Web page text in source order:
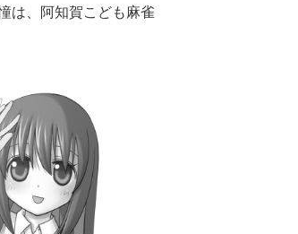
は、阿知賀こども麻雀